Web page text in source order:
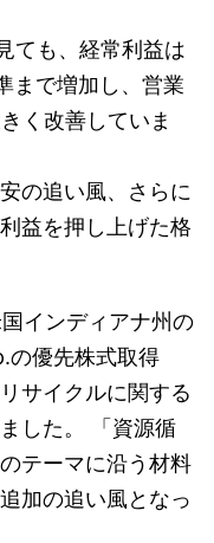
ても、経常利益は
まで増加し、営業
く改善していま
の追い風、さらに
益を押し上げた格
インディアナ州の
優先株式取得
サイクルに関する
した。 「資源循
テーマに沿う材料
加の追い風となっ